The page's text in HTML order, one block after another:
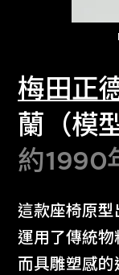
梅田正
蘭（模型
約1990
這款座椅原型
運用了傳統
而具雕塑感